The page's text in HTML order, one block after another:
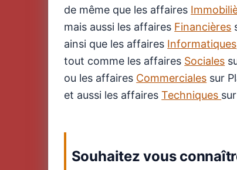
de même que les affaires
mais aussi les affaires Financières
ainsi que les affaires
tout comme les affaires Sociales
ou les affaires Commerciales sur
et aussi les affairesTechniques
Souhaitez vous